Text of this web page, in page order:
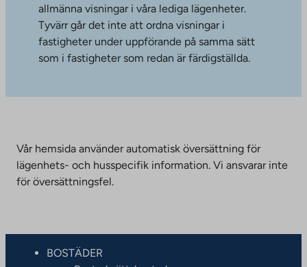
allmänna visningar i våra lediga lägenheter.
Tyvärr går det inte att ordna visningar i
fastigheter under uppförande på samma sätt
som i fastigheter som redan är färdigställda.
Vår hemsida använder automatisk översättning för
lägenhets- och husspecifik information. Vi ansvarar inte
för översättningsfel.
BOSTÄDER